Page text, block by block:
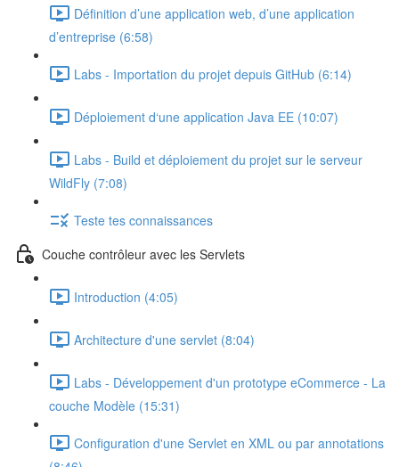
Définition d’une application web, d’une application
d’entreprise (6:58)
Labs - Importation du projet depuis GitHub (6:14)
Déploiement d‘une application Java EE (10:07)
Labs - Build et déploiement du projet sur le serveur
WildFly (7:08)
Teste tes connaissances
Couche contrôleur avec les Servlets
Introduction (4:05)
Architecture d'une servlet (8:04)
Labs - Développement d'un prototype eCommerce - La
couche Modèle (15:31)
Configuration d'une Servlet en XML ou par annotations